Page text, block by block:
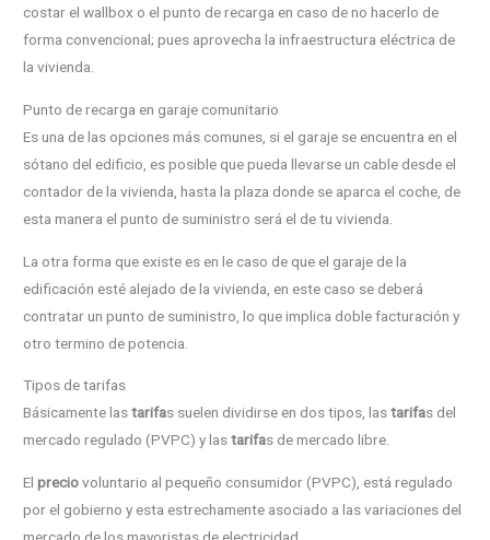
costar el wallbox o el punto de recarga en caso de no hacerlo de
forma convencional; pues aprovecha la infraestructura eléctrica de
la vivienda.
Punto de recarga en garaje comunitario
Es una de las opciones más comunes, si el garaje se encuentra en el
sótano del edificio, es posible que pueda llevarse un cable desde el
contador de la vivienda, hasta la plaza donde se aparca el coche, de
esta manera el punto de suministro será el de tu vivienda.
La otra forma que existe es en le caso de que el garaje de la
edificación esté alejado de la vivienda, en este caso se deberá
contratar un punto de suministro, lo que implica doble facturación y
otro termino de potencia.
Tipos de tarifas
Básicamente lastarifas suelen dividirse en dos tipos, lastarifas del
mercado regulado (PVPC) y lastarifas de mercado libre.
Elpreciovoluntario al pequeño consumidor (PVPC), está regulado
por el gobierno y esta estrechamente asociado a las variaciones del